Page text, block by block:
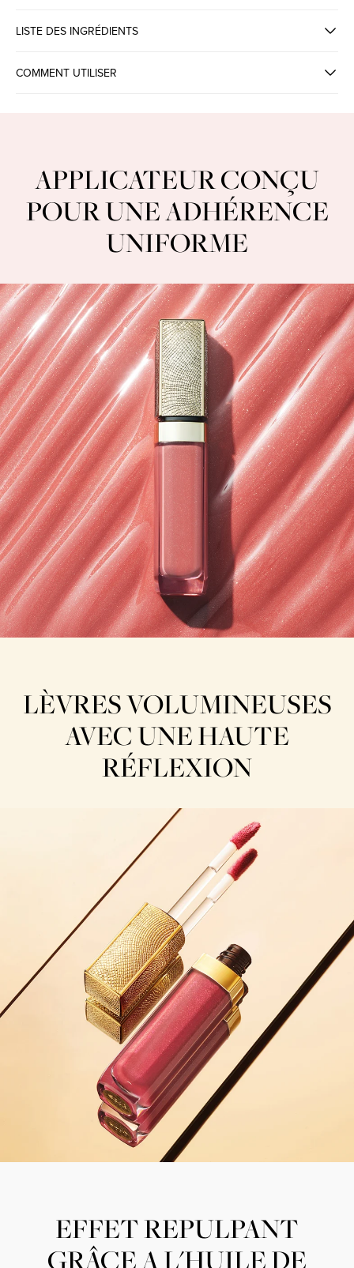
LISTE DES INGRÉDIENTS
COMMENT UTILISER
APPLICATEUR CONÇU
POUR UNE ADHÉRENCE
UNIFORME
LÈVRES VOLUMINEUSES
AVEC UNE HAUTE
RÉFLEXION
EFFET REPULPANT
GRÂCE A L'HUILE DE